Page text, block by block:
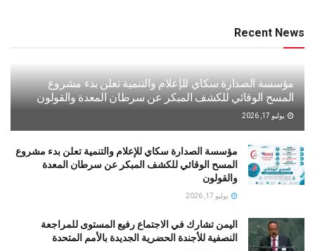
Recent News
مؤسسة الصدارة سكاي للإعلام والتنمية تعلن بدء مشروع
المسح الوقائي للكشف المبكر عن سرطان المعدة والقولون
يوليو 17, 2026
مؤسسة الصدارة سكاي للإعلام والتنمية تعلن بدء مشروع
المسح الوقائي للكشف المبكر عن سرطان المعدة
والقولون
يوليو 17, 2026
اليمن تشارك في الاجتماع رفيع المستوى للمراجعة
النصفية للأجندة الحضرية الجديدة بالأمم المتحدة